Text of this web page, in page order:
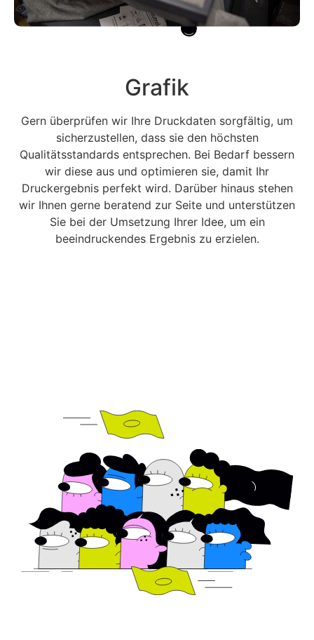
Grafik
Gern überprüfen wir Ihre Druckdaten sorgfältig, um
sicherzustellen, dass sie den höchsten
Qualitätsstandards entsprechen. Bei Bedarf bessern
wir diese aus und optimieren sie, damit Ihr
Druckergebnis perfekt wird. Darüber hinaus stehen
wir Ihnen gerne beratend zur Seite und unterstützen
Sie bei der Umsetzung Ihrer Idee, um ein
beeindruckendes Ergebnis zu erzielen.